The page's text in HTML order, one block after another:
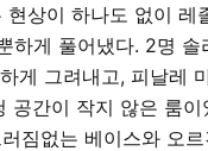
상이 하나도 없이 레
하게 풀어냈다. 2명 솔
게 그려내고, 피날레
공간이 작지 않은 룸
짐없는 베이스와 오